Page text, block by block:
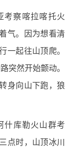
考察喀拉喀托火
气。因为想看清
一起往山顶爬。
突然开始颤动。
身向山下跑，狼
什库勒火山群考
点时，山顶冰川